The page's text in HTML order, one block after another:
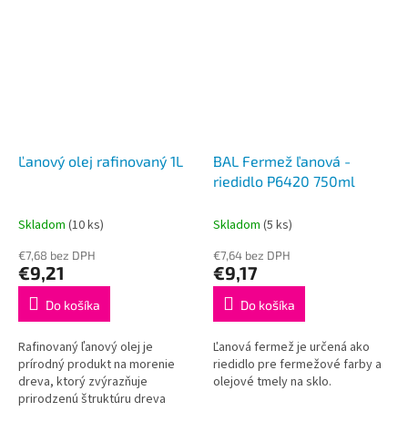
Ľanový olej rafinovaný 1L
Skladom (10 ks)
€7,68 bez DPH
€9,21
Do košíka
Rafinovaný ľanový olej je
prírodný produkt na morenie
dreva, ktorý zvýrazňuje
prirodzenú štruktúru dreva
BAL Fermež ľanová -
riedidlo P6420 750ml
Skladom (5 ks)
€7,64 bez DPH
€9,17
Do košíka
Ľanová fermež je určená ako
riedidlo pre fermežové farby a
olejové tmely na sklo.